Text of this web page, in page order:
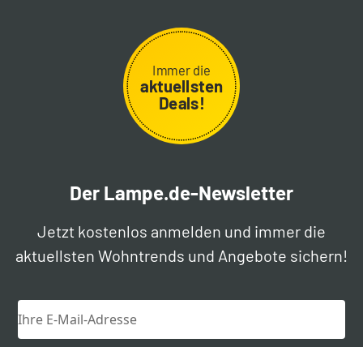
Immer die
aktuellsten
Deals!
Der Lampe.de-Newsletter
Jetzt kostenlos anmelden und immer die
aktuellsten Wohntrends und Angebote sichern!